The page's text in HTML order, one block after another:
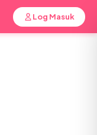
Log Masuk